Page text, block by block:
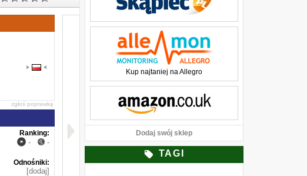
zgłoś poprawkę
Ranking:
- -
Odnośniki:
[dodaj]
Kup najtaniej na Allegro
Dodaj swój sklep
TAGI